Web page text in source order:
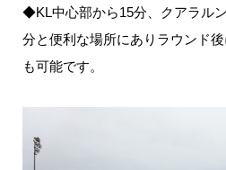
◆KL中心部から15分、クアラル
分と便利な場所にありラウンド
も可能です。